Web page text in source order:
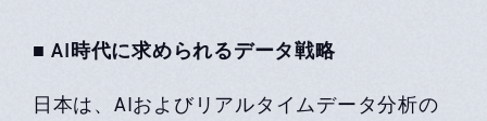
■ AI時代に求められるデータ戦略
日本は、AIおよびリアルタイムデータ分析の